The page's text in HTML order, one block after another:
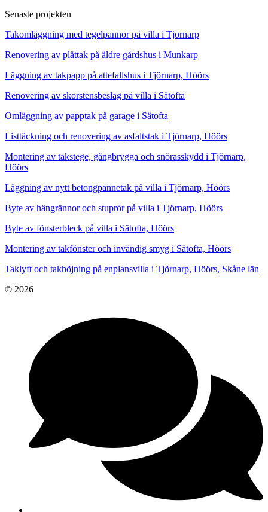
Senaste projekten
Takomläggning med tegelpannor på villa i Tjörnarp
Renovering av plåttak på äldre gårdshus i Munkarp
Läggning av takpapp på attefallshus i Tjörnarp, Höörs
Renovering av skorstensbeslag på villa i Sätofta
Omläggning av papptak på garage i Sätofta
Listtäckning och renovering av asfaltstak i Tjörnarp, Höörs
Montering av takstege, gångbrygga och snörasskydd i Tjörnarp,
Höörs
Läggning av nytt betongpannetak på villa i Tjörnarp, Höörs
Byte av hängrännor och stuprör på villa i Tjörnarp, Höörs
Byte av fönsterbleck på villa i Sätofta, Höörs
Montering av takfönster och invändig smyg i Sätofta, Höörs
Taklyft och takhöjning på enplansvilla i Tjörnarp, Höörs, Skåne län
© 2026